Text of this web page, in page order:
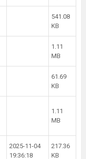
541.08
KB
1.11
MB
61.69
KB
1.11
MB
2025-11-04
19:36:18
217.36
KB